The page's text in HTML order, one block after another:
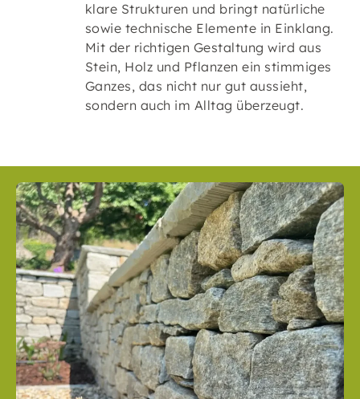
klare Strukturen und bringt natürliche
sowie technische Elemente in Einklang.
Mit der richtigen Gestaltung wird aus
Stein, Holz und Pflanzen ein stimmiges
Ganzes, das nicht nur gut aussieht,
sondern auch im Alltag überzeugt.